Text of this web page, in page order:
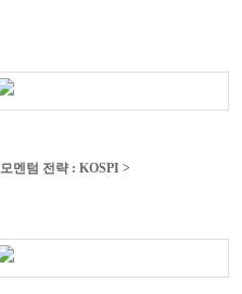
모멘텀 전략 : KOSPI >